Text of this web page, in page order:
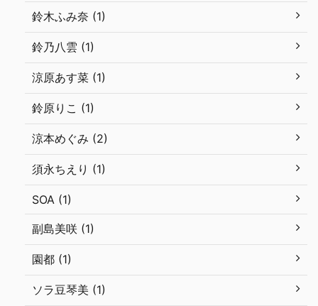
鈴木ふみ奈 (1)
鈴乃八雲 (1)
涼原あす菜 (1)
鈴原りこ (1)
涼本めぐみ (2)
須永ちえり (1)
SOA (1)
副島美咲 (1)
園都 (1)
ソラ豆琴美 (1)